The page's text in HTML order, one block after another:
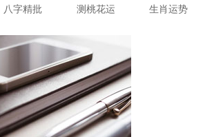
八字精批 测桃花运 生肖运势